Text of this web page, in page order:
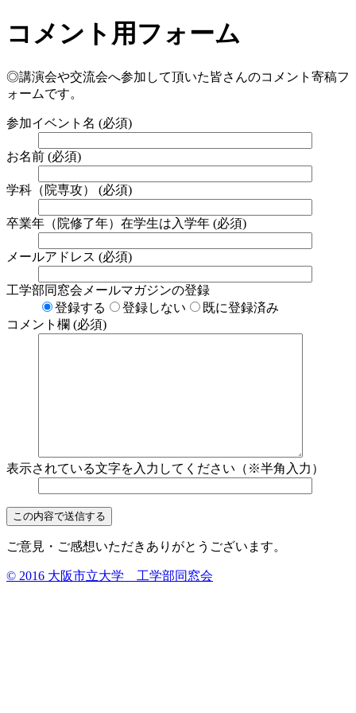
コメント用フォーム
◎講演会や交流会へ参加して頂いた皆さんのコメント寄稿フ
ォームです。
参加イベント名 (必須)
お名前 (必須)
学科（院専攻） (必須)
卒業年（院修了年）在学生は入学年 (必須)
メールアドレス (必須)
工学部同窓会メールマガジンの登録
登録する
登録しない
既に登録済み
コメント欄 (必須)
表示されている文字を入力してください（※半角入力）
ご意見・ご感想いただきありがとうございます。
© 2016 大阪市立大学 工学部同窓会